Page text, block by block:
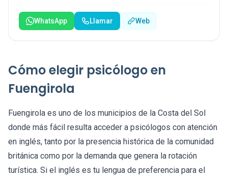
WhatsApp Llamar Web
Cómo elegir psicólogo en
Fuengirola
Fuengirola es uno de los municipios de la Costa del Sol
donde más fácil resulta acceder a psicólogos con atención
en inglés, tanto por la presencia histórica de la comunidad
británica como por la demanda que genera la rotación
turística. Si el inglés es tu lengua de preferencia para el